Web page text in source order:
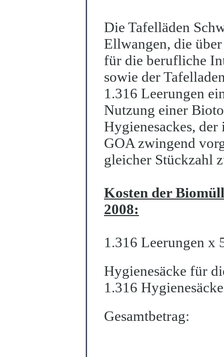
Die Tafelläden
Ellwangen, die
für die berufliche
sowie der
1.316 Leerungen
Nutzung einer
Hygienesackes,
GOA zwingend
gleicher Stückzahl
Kosten der
2008:
1.316 Leerungen
Hygienesäcke für
1.316
Gesamtbetrag: